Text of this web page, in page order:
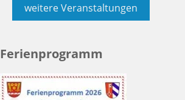
weitere Veranstaltungen
Ferienprogramm